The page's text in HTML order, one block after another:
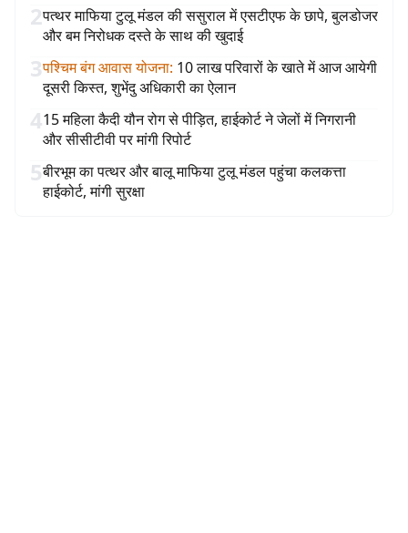
2पत्थर माफिया टुलू मंडल की ससुराल में एसटीएफ के छापे, बुलडोजर
और बम निरोधक दस्ते के साथ की खुदाई
3पश्चिम बंग आवास योजना: 10 लाख परिवारों के खाते में आज आयेगी
दूसरी किस्त, शुभेंदु अधिकारी का ऐलान
415 महिला कैदी यौन रोग से पीड़ित, हाईकोर्ट ने जेलों में निगरानी
और सीसीटीवी पर मांगी रिपोर्ट
5बीरभूम का पत्थर और बालू माफिया टुलू मंडल पहुंचा कलकत्ता
हाईकोर्ट, मांगी सुरक्षा